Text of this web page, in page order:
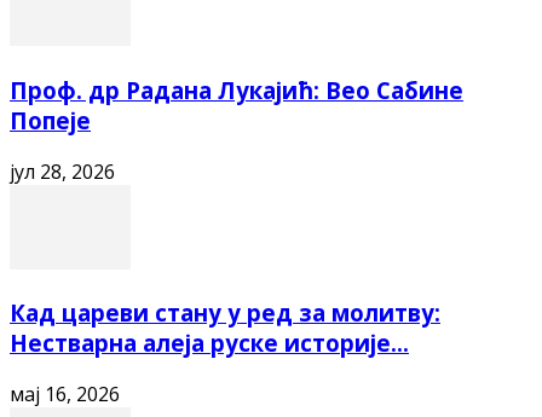
Проф. др Радана Лукајић: Вео Сабине
Попеје
јул 28, 2026
Кад цареви стану у ред за молитву:
Нестварна алеја руске историје...
мај 16, 2026